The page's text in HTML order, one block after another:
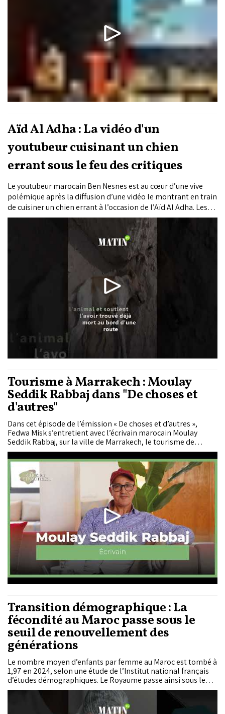
Aïd Al Adha : La vidéo d'un
youtubeur cuisinant un chien
errant sous le feu des critiques
Le youtubeur marocain Ben Nesnes est au cœur d’une vive
polémique après la diffusion d’une vidéo le montrant en train
de cuisiner un chien errant à l’occasion de l’Aïd Al Adha. Les
images, largement relayées sur les réseaux sociaux, ont
suscité indignation, colère et incompréhension au Maroc.
Tourisme à Marrakech : Moulay
Seddik Rabbaj dans "De choses et
d'autres"
Dans cet épisode de l’émission « De choses et d’autres »,
Fedwa Misk s’entretient avec l’écrivain marocain Moulay
Seddik Rabbaj, sur la ville de Marrakech, le tourisme de
masse et la gentrification. De choses et d’autres est une
émission qui invite des intellectuels et des artistes à
s’exprimer sur des phénomènes de société et à s’impliquer
dans une lecture fine et utile de l’actualité marocaine.
Transition démographique : La
fécondité au Maroc passe sous le
seuil de renouvellement des
générations
Le nombre moyen d’enfants par femme au Maroc est tombé à
1,97 en 2024, selon une étude de l’Institut national français
d’études démographiques. Le Royaume passe ainsi sous le
seuil de renouvellement des générations, fixé à 2,1 enfants
par femme.